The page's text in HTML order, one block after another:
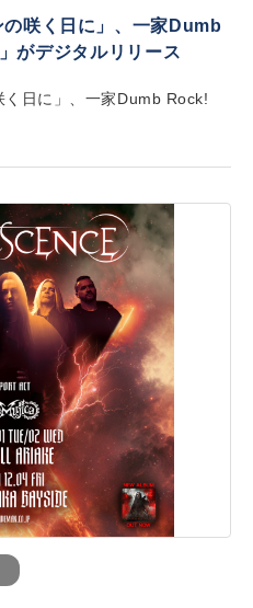
咲く日に」、一家Dumb
がデジタルリリース
日に」、一家Dumb Rock!